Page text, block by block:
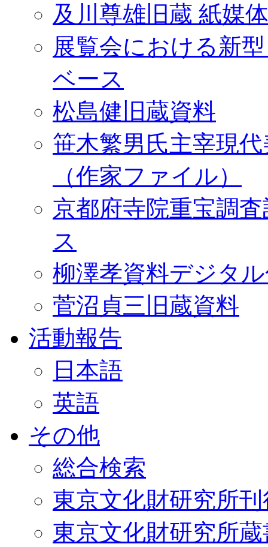
及川尊雄旧蔵 紙媒
展覧会における新
ベース
松島健旧蔵資料
笹木繁男氏主宰現
（作家ファイル）
京都府寺院重宝調
ス
柳澤孝資料デジタ
菅沼貞三旧蔵資料
活動報告
日本語
英語
その他
総合検索
東京文化財研究所
東京文化財研究所